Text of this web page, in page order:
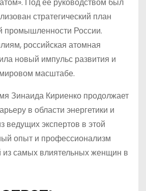
стратегический план
промышленности России.
российская атомная
новый импульс развития и
масштабе.
Зинаида Кириенко продолжает
в области энергетики и
ведущих экспертов в этой
опыт и профессионализм
из самых влиятельных женщин в